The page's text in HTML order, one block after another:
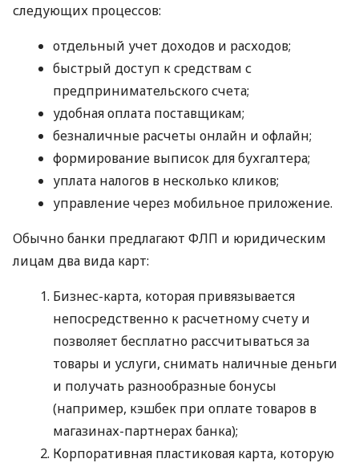
следующих процессов:
отдельный учет доходов и расходов;
быстрый доступ к средствам с
предпринимательского счета;
удобная оплата поставщикам;
безналичные расчеты онлайн и офлайн;
формирование выписок для бухгалтера;
уплата налогов в несколько кликов;
управление через мобильное приложение.
Обычно банки предлагают ФЛП и юридическим
лицам два вида карт:
Бизнес-карта, которая привязывается
непосредственно к расчетному счету и
позволяет бесплатно рассчитываться за
товары и услуги, снимать наличные деньги
и получать разнообразные бонусы
(например, кэшбек при оплате товаров в
магазинах-партнерах банка);
Корпоративная пластиковая карта, которую